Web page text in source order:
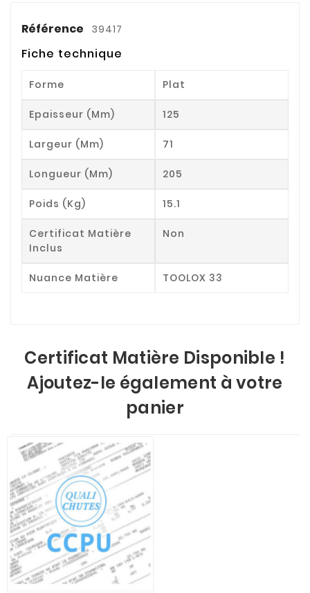
Référence 39417
Fiche technique
Forme Plat
Epaisseur (mm) 125
Largeur (mm) 71
Longueur (mm) 205
Poids (kg) 15.1
Certificat Matière
Inclus
Non
Nuance Matière TOOLOX 33
Certificat Matière Disponible !
Ajoutez-le également à votre
panier